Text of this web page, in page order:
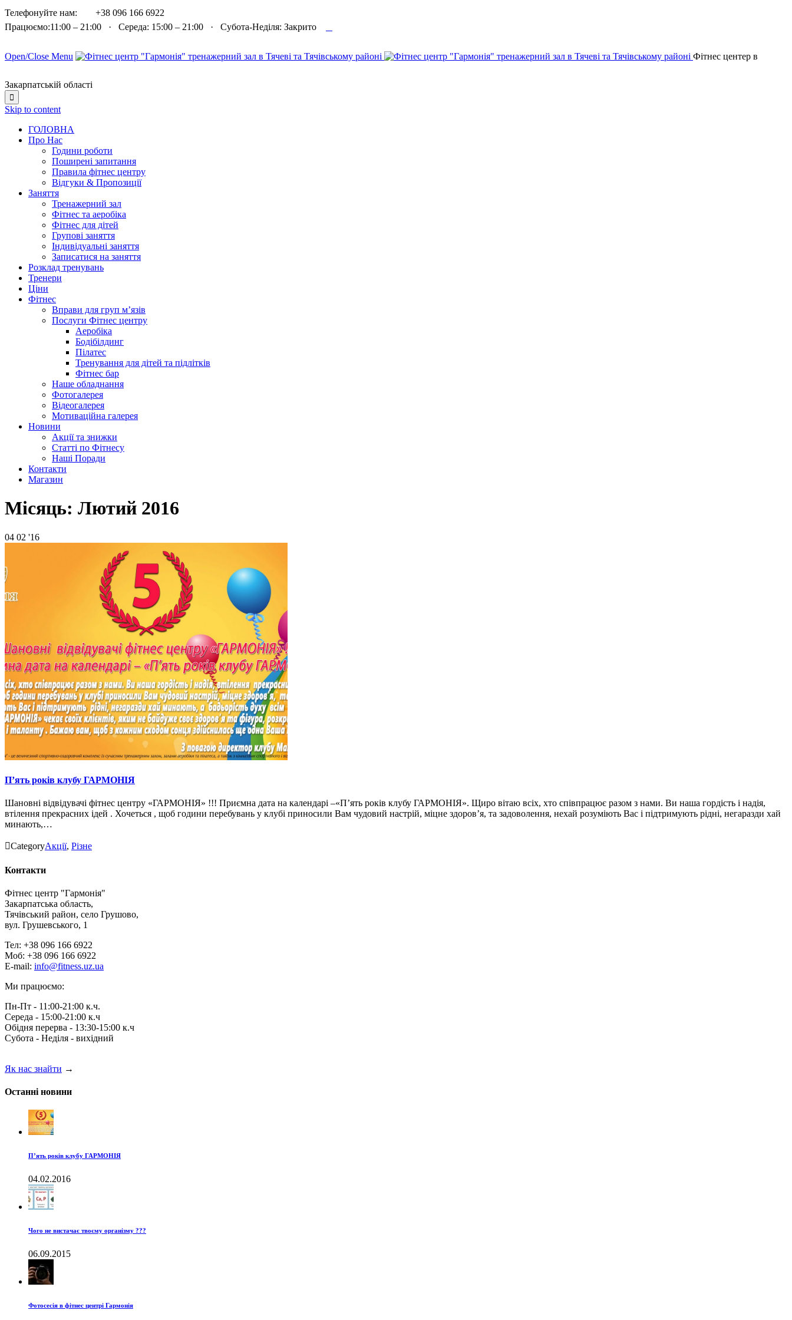
Телефонуйте нам:
+38 096 166 6922
Працюємо:11:00 – 21:00 · Середа: 15:00 – 21:00 · Субота-Неділя: Закрито
Open/Close Menu Фітнес центер в
Закарпатській області

Skip to content
ГОЛОВНА
Про Нас
Години роботи
Поширені запитання
Правила фітнес центру
Відгуки & Пропозиції
Заняття
Тренажерний зал
Фітнес та аеробіка
Фітнес для дітей
Групові заняття
Індивідуальні заняття
Записатися на заняття
Розклад тренувань
Тренери
Ціни
Фітнес
Вправи для груп м’язів
Послуги Фітнес центру
Аеробіка
Бодібілдинг
Пілатес
Тренування для дітей та підлітків
Фітнес бар
Наше обладнання
Фотогалерея
Відеогалерея
Мотиваційна галерея
Новини
Акції та знижки
Статті по Фітнесу
Наші Поради
Контакти
Магазин
Місяць: Лютий 2016
04 02 '16
П’ять років клубу ГАРМОНІЯ
Шановні відвідувачі фітнес центру «ГАРМОНІЯ» !!! Приємна дата на календарі –«П’ять років клубу ГАРМОНІЯ». Щиро вітаю всіх, хто співпрацює разом з нами. Ви наша гордість і надія,
втілення прекрасних ідей . Хочеться , щоб години перебувань у клубі приносили Вам чудовий настрій, міцне здоров’я, та задоволення, нехай розуміють Вас і підтримують рідні, негаразди хай
минають,…
CategoryАкції, Різне
Контакти
Фітнес центр "Гармонія"
Закарпатська область,
Тячівський район, село Грушово,
вул. Грушевського, 1
Тел: +38 096 166 6922
Моб: +38 096 166 6922
E-mail: info@fitness.uz.ua
Ми працюємо:
Пн-Пт - 11:00-21:00 к.ч.
Середа - 15:00-21:00 к.ч
Обідня перерва - 13:30-15:00 к.ч
Субота - Неділя - вихідний
Як нас знайти →
Останні новини
П’ять років клубу ГАРМОНІЯ
04.02.2016
Чого не вистачає твоєму організму ???
06.09.2015
Фотосесія в фітнес центрі Гармонія